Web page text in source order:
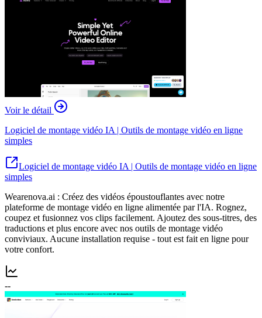
Voir le détail
Logiciel de montage vidéo IA | Outils de montage vidéo en ligne
simples
Logiciel de montage vidéo IA | Outils de montage vidéo en ligne
simples
Wearenova.ai : Créez des vidéos époustouflantes avec notre
plateforme de montage vidéo en ligne alimentée par l'IA. Rognez,
coupez et fusionnez vos clips facilement. Ajoutez des sous-titres, des
traductions et plus encore avec nos outils de montage vidéo
conviviaux. Aucune installation requise - tout est fait en ligne pour
votre confort.
--